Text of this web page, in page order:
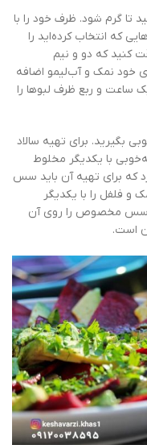
کنید تا گرم شود. ظرف خود را با
که انتخاب کرده‌اید را
کنید که دو و نیم
خود نمک و آب‌لیمو اضافه
ساعت و ربع ظرف لبوها را
بگیرید. برای تهیه سالاد
به‌خوبی با یکدیگر مخلوط
که برای تهیه آن باید سس
و فلفل را با یکدیگر
و سس مخصوص را روی آن
است.